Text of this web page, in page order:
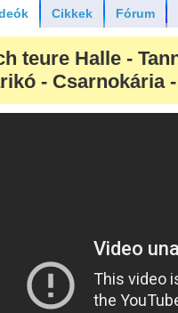
Cikkek Fórum
teure Halle -
- Csarnokária